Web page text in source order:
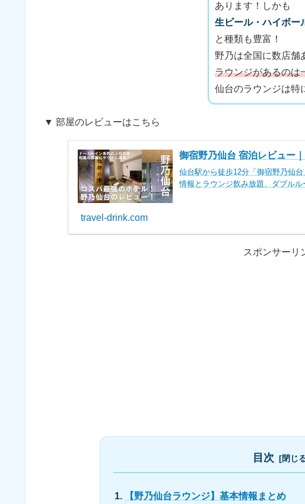
あります！しかも
生ビール・ハイボー
と種類も豊富！
野乃は全国に数店舗
ラウンジがあるのは
仙台のラウンジは特
▼ 部屋のレビューはこちら
御宿野乃仙台 宿泊レビュー
仙台駅から徒歩12分「御宿野乃仙
情報とラウンジ飲み放題、ダブルル
travel-drink.com
スポンサーリ
目次
【野乃仙台ラウンジ】基本情報まとめ